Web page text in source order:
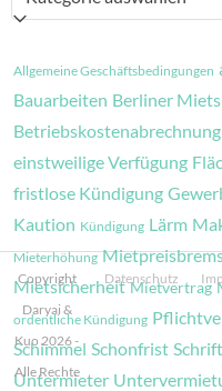
Allgemeine Geschäftsbedingungen
Bauarbeiten Berliner
Betriebskostenabrechnung
einstweilige Verfügung
fristlose Kündigung
Kaution Kündigung Lärm
Mieterhöhung
Mietsicherheit Mietvertrag
ordentliche Kündigung
Schimmel Schonfrist
Untermieter
Copyright
Daryai &
Kuo 2026 -
Alle Rechte
Datenschutz